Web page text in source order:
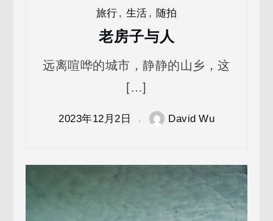
旅行, 生活, 随拍
老房子与人
远离喧哗的城市，静静的山乡，这
[…]
2023年12月2日 David Wu